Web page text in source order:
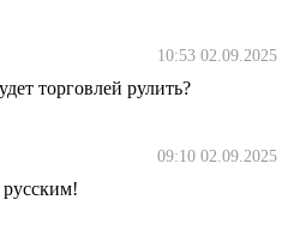
10:53 02.09.2025
торговлей рулить?
09:10 02.09.2025